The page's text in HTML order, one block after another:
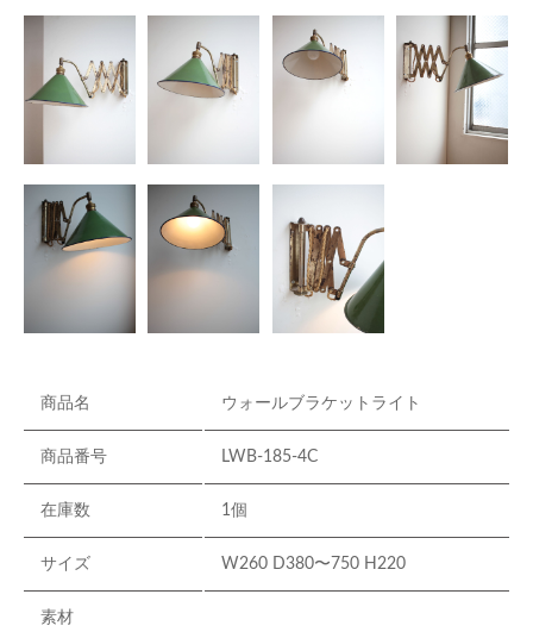
商品名 ウォールブラケットライト
商品番号 LWB-185-4C
在庫数 1個
サイズ W260 D380〜750 H220
素材